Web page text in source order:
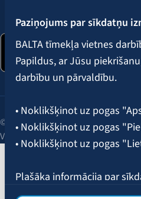
Paziņojums par sīkdatņu
BALTA tīmekļa vietnes
Papildus, ar Jūsu
darbību un pārvaldību.
• Noklikšķinot uz pogas
• Noklikšķinot uz pogas
• Noklikšķinot uz pogas
Plašāka informācija par
© 2026 AAS BALTA | Skanstes iela
Vienotais reģ. Nr. 40003049409.